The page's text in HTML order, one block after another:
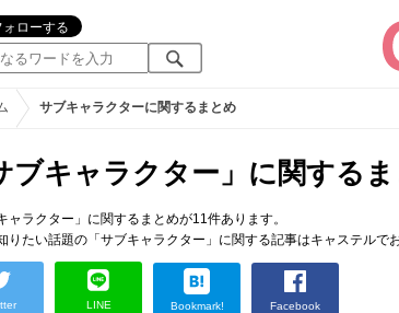
サブキャラクターに関するまとめ
ブキャラクター」に関する
ャラクター」に関するまとめが11件あります。
りたい話題の「サブキャラクター」に関する記事はキャステルで
LINE Bookmark! Facebook